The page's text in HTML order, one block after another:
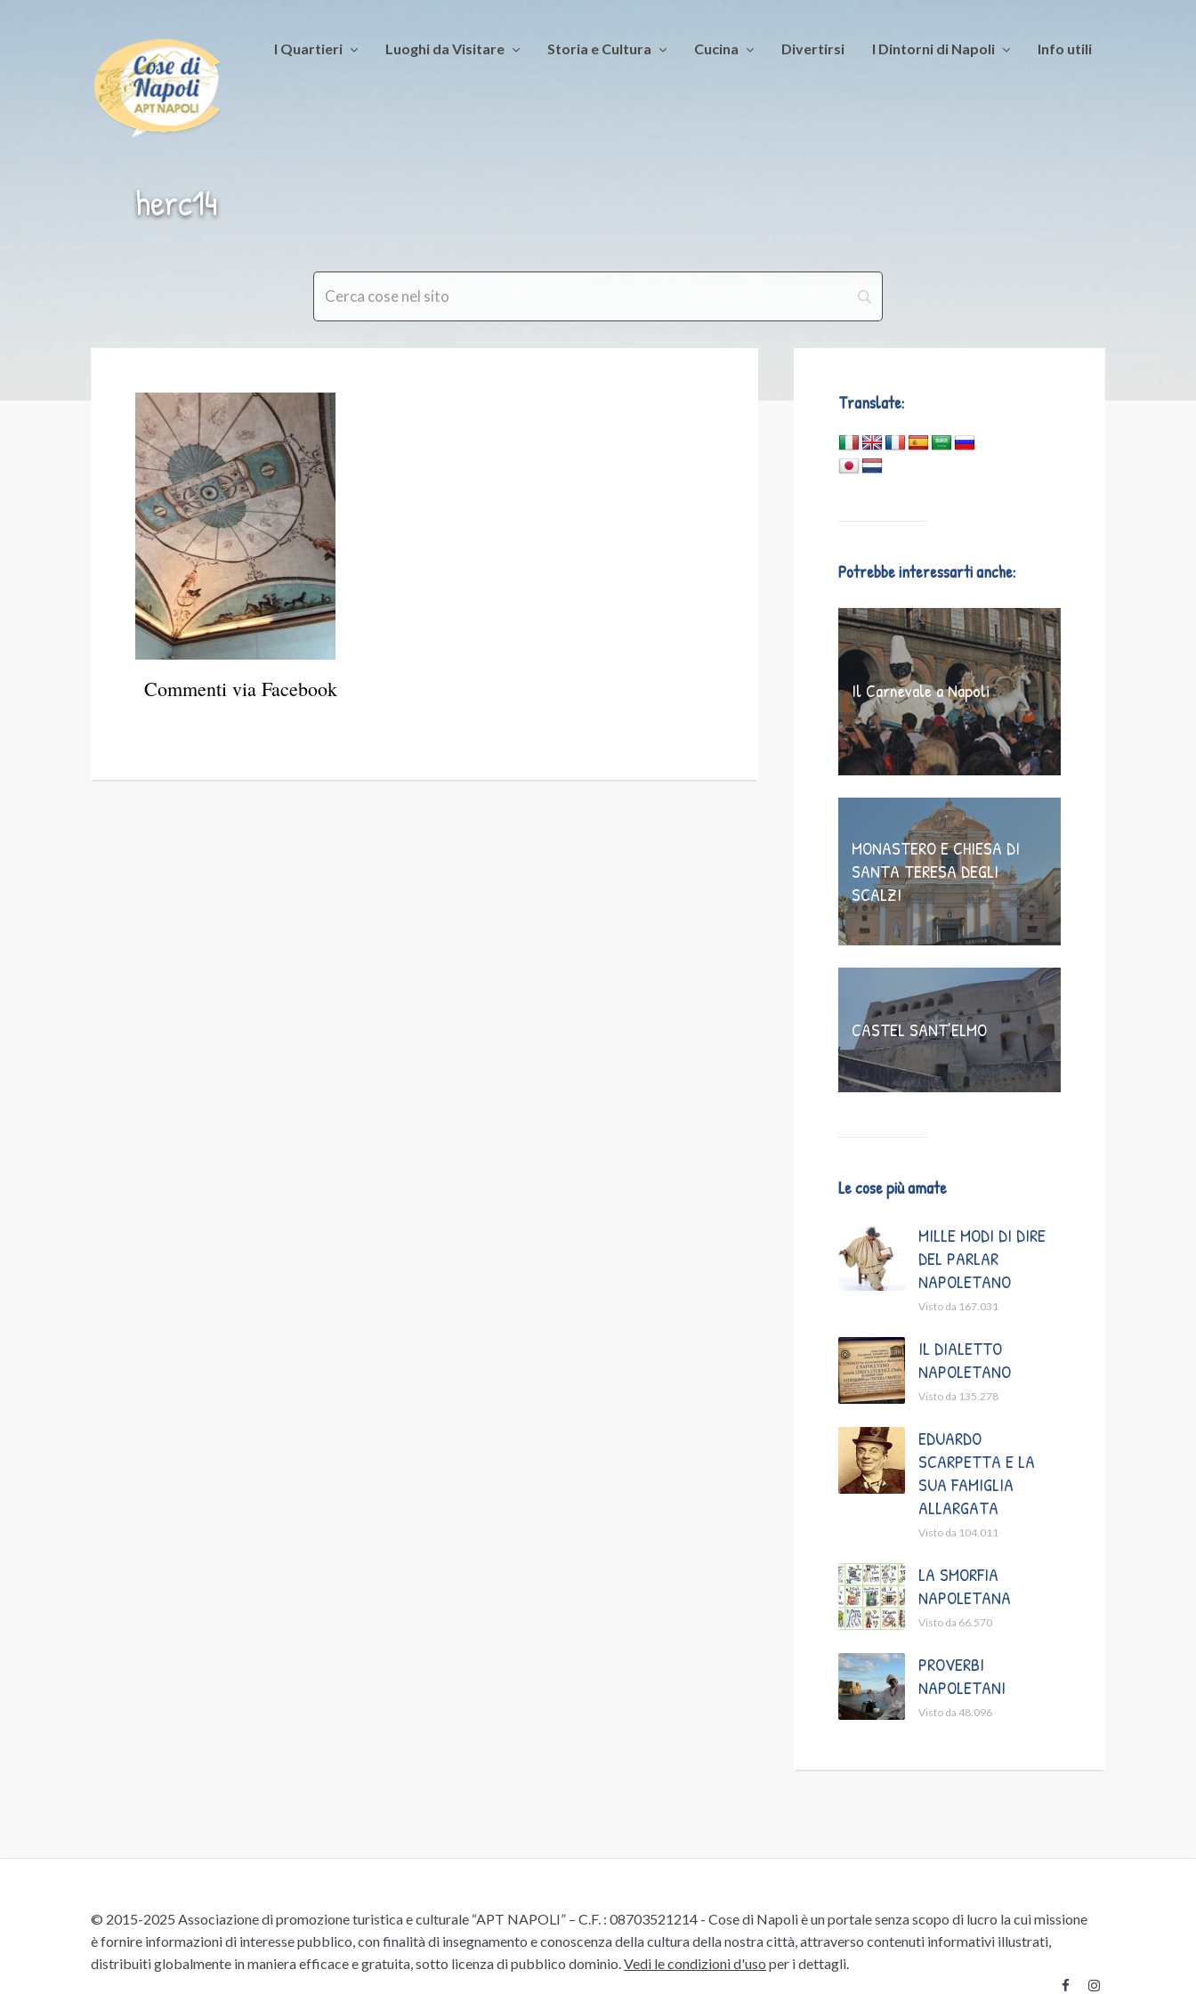
I Quartieri Luoghi da Visitare Storia e Cultura Cucina Divertirsi I Dintorni di Napoli Info utili
herc14
Commenti via Facebook
Translate:
Potrebbe interessarti anche:
Il Carnevale a Napoli
MONASTERO E CHIESA DI
SANTA TERESA DEGLI
SCALZI
CASTEL SANT’ELMO
Le cose più amate
MILLE MODI DI DIRE
DEL PARLAR
NAPOLETANO
Visto da 167.031
IL DIALETTO
NAPOLETANO
Visto da 135.278
EDUARDO
SCARPETTA E LA
SUA FAMIGLIA
ALLARGATA
Visto da 104.011
LA SMORFIA
NAPOLETANA
Visto da 66.570
PROVERBI
NAPOLETANI
Visto da 48.096
© 2015-2025 Associazione di promozione turistica e culturale “APT NAPOLI” – C.F. : 08703521214 - Cose di Napoli è un portale senza scopo di lucro la cui missione
è fornire informazioni di interesse pubblico, con finalità di insegnamento e conoscenza della cultura della nostra città, attraverso contenuti informativi illustrati,
distribuiti globalmente in maniera efficace e gratuita, sotto licenza di pubblico dominio.Vedi le condizioni d'uso per i dettagli.